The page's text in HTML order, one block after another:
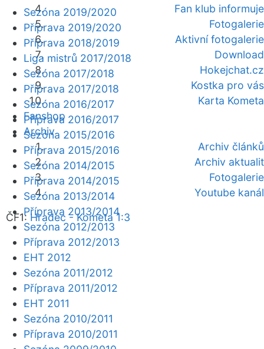
Fan klub informuje
Fotogalerie
Aktivní fotogalerie
Download
Hokejchat.cz
Kostka pro vás
Karta Kometa
Fanshop
Archiv
Archiv článků
Archiv aktualit
Fotogalerie
Youtube kanál
ČF1: Hradec - Kometa 1:3
Sezóna 2019/2020
Příprava 2019/2020
Příprava 2018/2019
Liga mistrů 2017/2018
Sezóna 2017/2018
Příprava 2017/2018
Sezóna 2016/2017
Příprava 2016/2017
Sezóna 2015/2016
Příprava 2015/2016
Sezóna 2014/2015
Příprava 2014/2015
Sezóna 2013/2014
Příprava 2013/2014
Sezóna 2012/2013
Příprava 2012/2013
EHT 2012
Sezóna 2011/2012
Příprava 2011/2012
EHT 2011
Sezóna 2010/2011
Příprava 2010/2011